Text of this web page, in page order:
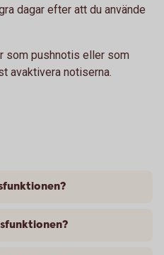
dagar efter att du använde
som pushnotis eller som
avaktivera notiserna.